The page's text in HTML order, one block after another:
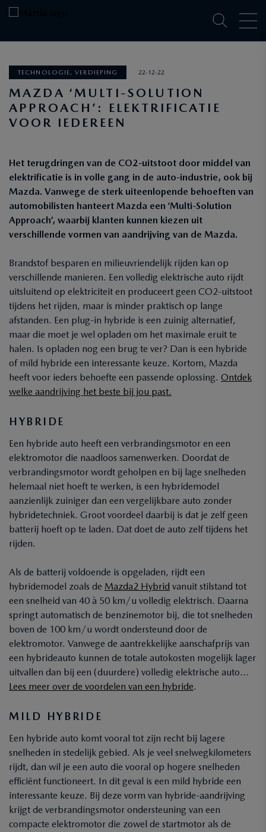
TECHNOLOGIE, VERDIEPING 22-12-22
MAZDA ‘MULTI-SOLUTION
APPROACH’: ELEKTRIFICATIE
VOOR IEDEREEN
Het terugdringen van de CO2-uitstoot door middel van
elektrificatie is in volle gang in de auto-industrie, ook bij
Mazda. Vanwege de sterk uiteenlopende behoeften van
automobilisten hanteert Mazda een ‘Multi-Solution
Approach’, waarbij klanten kunnen kiezen uit
verschillende vormen van aandrijving van de Mazda.
Brandstof besparen en milieuvriendelijk rijden kan op
verschillende manieren. Een volledig elektrische auto rijdt
uitsluitend op elektriciteit en produceert geen CO2-uitstoot
tijdens het rijden, maar is minder praktisch op lange
afstanden. Een plug-in hybride is een zuinig alternatief,
maar die moet je wel opladen om het maximale eruit te
halen. Is opladen nog een brug te ver? Dan is een hybride
of mild hybride een interessante keuze. Kortom, Mazda
heeft voor ieders behoefte een passende oplossing. Ontdek
welke aandrijving het beste bij jou past.
HYBRIDE
Een hybride auto heeft een verbrandingsmotor en een
elektromotor die naadloos samenwerken. Doordat de
verbrandingsmotor wordt geholpen en bij lage snelheden
helemaal niet hoeft te werken, is een hybridemodel
aanzienlijk zuiniger dan een vergelijkbare auto zonder
hybridetechniek. Groot voordeel daarbij is dat je zelf geen
batterij hoeft op te laden. Dat doet de auto zelf tijdens het
rijden.
Als de batterij voldoende is opgeladen, rijdt een
hybridemodel zoals de Mazda2 Hybrid vanuit stilstand tot
een snelheid van 40 à 50 km/u volledig elektrisch. Daarna
springt automatisch de benzinemotor bij, die tot snelheden
boven de 100 km/u wordt ondersteund door de
elektromotor. Vanwege de aantrekkelijke aanschafprijs van
een hybrideauto kunnen de totale autokosten mogelijk lager
uitvallen dan bij een (duurdere) volledig elektrische auto…
Lees meer over de voordelen van een hybride.
MILD HYBRIDE
Een hybride auto komt vooral tot zijn recht bij lagere
snelheden in stedelijk gebied. Als je veel snelwegkilometers
rijdt, dan wil je een auto die vooral op hogere snelheden
efficiënt functioneert. In dit geval is een mild hybride een
interessante keuze. Bij deze vorm van hybride-aandrijving
krijgt de verbrandingsmotor ondersteuning van een
compacte elektromotor die zowel de startmotor als de